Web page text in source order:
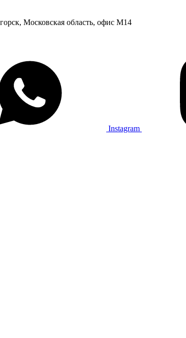
Московская область, офис М14
Instagram